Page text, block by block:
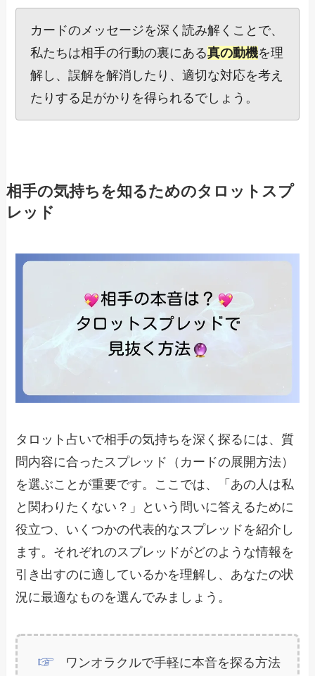
カードのメッセージを深く読み解くことで、
私たちは相手の行動の裏にある真の動機を理
解し、誤解を解消したり、適切な対応を考え
たりする足がかりを得られるでしょう。
相手の気持ちを知るためのタロットスプ
レッド
タロット占いで相手の気持ちを深く探るには、質
問内容に合ったスプレッド（カードの展開方法）
を選ぶことが重要です。ここでは、「あの人は私
と関わりたくない？」という問いに答えるために
役立つ、いくつかの代表的なスプレッドを紹介し
ます。それぞれのスプレッドがどのような情報を
引き出すのに適しているかを理解し、あなたの状
況に最適なものを選んでみましょう。
ワンオラクルで手軽に本音を探る方法